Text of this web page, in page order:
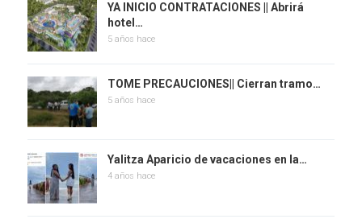
YA INICIO CONTRATACIONES || Abrirá
hotel…
5 años hace
TOME PRECAUCIONES|| Cierran tramo…
5 años hace
Yalitza Aparicio de vacaciones en la…
4 años hace